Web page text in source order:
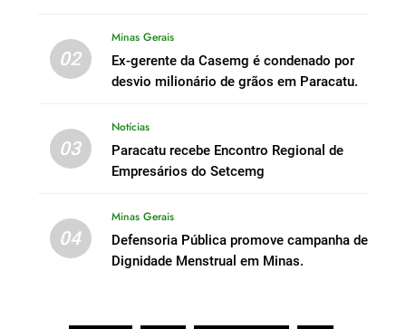
02
Minas Gerais
Ex-gerente da Casemg é condenado por
desvio milionário de grãos em Paracatu.
03
Notícias
Paracatu recebe Encontro Regional de
Empresários do Setcemg
04
Minas Gerais
Defensoria Pública promove campanha de
Dignidade Menstrual em Minas.